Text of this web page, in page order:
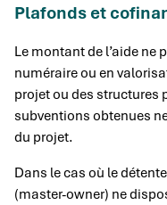
Plafonds et
Le montant de l’aide ne
numéraire ou en
projet ou des structures
subventions obtenues
du projet.
Dans le cas où le
(master-owner) ne